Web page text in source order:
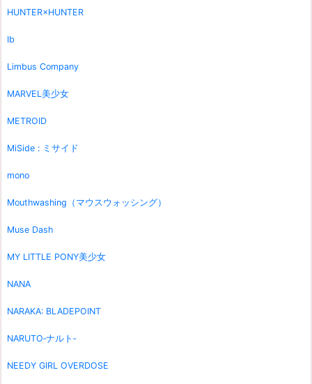
HUNTER×HUNTER
Ib
Limbus Company
MARVEL美少女
METROID
MiSide : ミサイド
mono
Mouthwashing（マウスウォッシング）
Muse Dash
MY LITTLE PONY美少女
NANA
NARAKA: BLADEPOINT
NARUTO‐ナルト‐
NEEDY GIRL OVERDOSE